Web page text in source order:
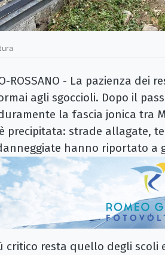
ROSSANO - La pazienza
agli sgoccioli. Dopo il
la fascia jonica tra
precipitata: strade allagate,
hanno riportato a
critico resta quello degli scoli